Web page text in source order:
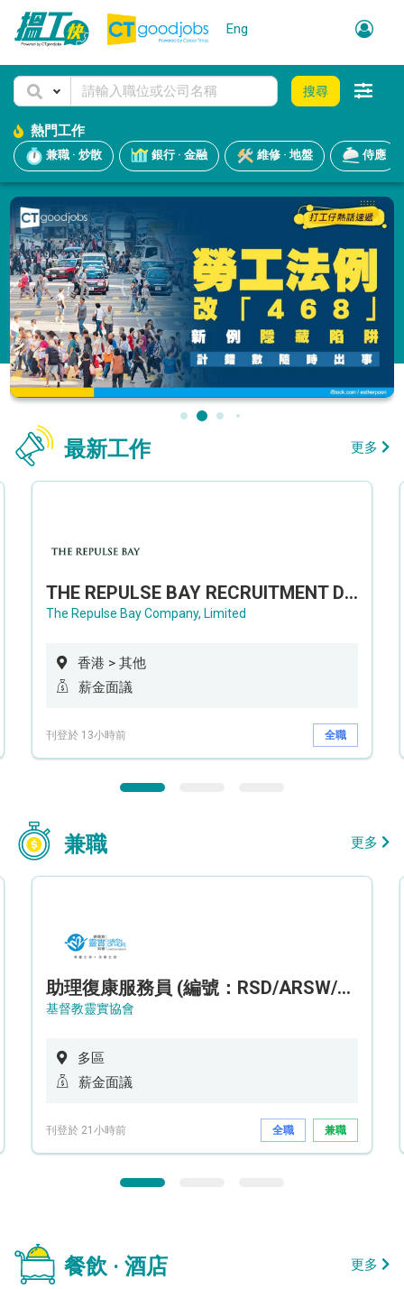
Eng
搜尋
熱門工作
兼職 · 炒散 銀行 · 金融 維修 · 地盤 侍應
最新工作 更多
THE REPULSE BAY RECRUITMENT DAY 淺水灣影灣園人才招聘會
The Repulse Bay Company, Limited
香港 > 其他
薪金面議
刊登於 13小時前 全職
兼職 更多
助理復康服務員 (編號：RSD/ARSW/CTE)
基督教靈實協會
多區
薪金面議
刊登於 21小時前 全職 兼職
餐飲 · 酒店 更多